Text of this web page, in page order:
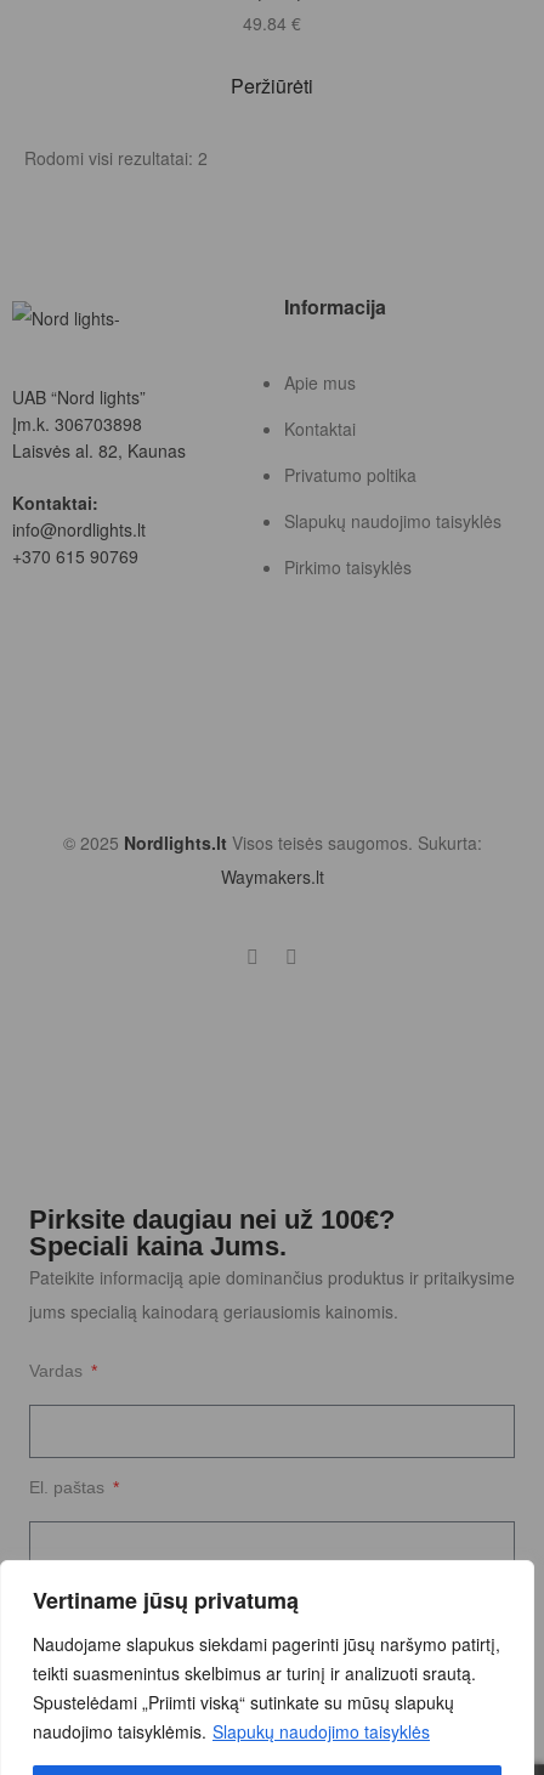
Vertiname jūsų privatumą
Naudojame slapukus siekdami pagerinti jūsų naršymo patirtį,
teikti suasmenintus skelbimus ar turinį ir analizuoti srautą.
Spustelėdami „Priimti viską“ sutinkate su mūsų slapukų
naudojimo taisyklėmis. Slapukų naudojimo taisyklės
49.84 €
Peržiūrėti
Rodomi visi rezultatai: 2
UAB “Nord lights”
Įm.k. 306703898
Laisvės al. 82, Kaunas
Kontaktai:
info@nordlights.lt
+370 615 90769
Informacija
Apie mus
Kontaktai
Privatumo poltika
Slapukų naudojimo taisyklės
Pirkimo taisyklės
© 2025 Nordlights.lt Visos teisės saugomos. Sukurta:
Waymakers.lt
Pirksite daugiau nei už 100€?
Speciali kaina Jums.
Pateikite informaciją apie dominančius produktus ir pritaikysime
jums specialią kainodarą geriausiomis kainomis.
Vardas
El. paštas
Užklausos tekstas